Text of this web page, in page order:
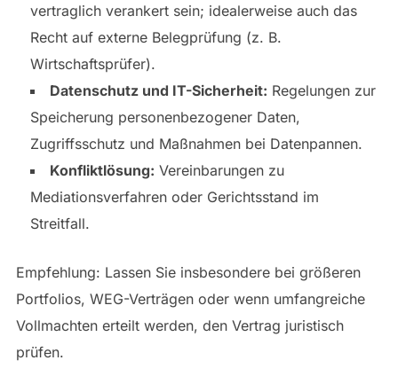
vertraglich verankert sein; idealerweise auch das
Recht auf externe Belegprüfung (z. B.
Wirtschaftsprüfer).
Datenschutz und IT-Sicherheit: Regelungen zur
Speicherung personenbezogener Daten,
Zugriffsschutz und Maßnahmen bei Datenpannen.
Konfliktlösung: Vereinbarungen zu
Mediationsverfahren oder Gerichtsstand im
Streitfall.
Empfehlung: Lassen Sie insbesondere bei größeren
Portfolios, WEG-Verträgen oder wenn umfangreiche
Vollmachten erteilt werden, den Vertrag juristisch
prüfen.